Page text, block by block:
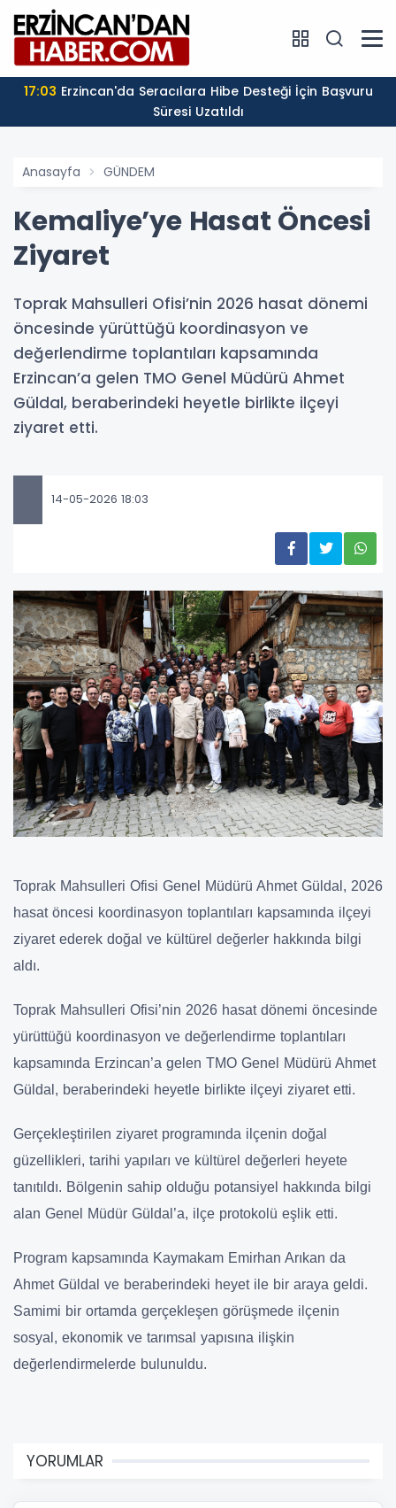
17:03
Süresi Uzatıldı
Anasayfa GÜNDEM
Kemaliye’ye Hasat Öncesi
Ziyaret
Toprak Mahsulleri Ofisi’nin 2026 hasat dönemi
öncesinde yürüttüğü koordinasyon ve
değerlendirme toplantıları kapsamında
Erzincan’a gelen TMO Genel Müdürü Ahmet
Güldal, beraberindeki heyetle birlikte ilçeyi
ziyaret etti.
14-05-2026 18:03
Toprak Mahsulleri Ofisi Genel Müdürü Ahmet Güldal, 2026
hasat öncesi koordinasyon toplantıları kapsamında ilçeyi
ziyaret ederek doğal ve kültürel değerler hakkında bilgi
aldı.
Toprak Mahsulleri Ofisi’nin 2026 hasat dönemi öncesinde
yürüttüğü koordinasyon ve değerlendirme toplantıları
kapsamında Erzincan’a gelen TMO Genel Müdürü Ahmet
Güldal, beraberindeki heyetle birlikte ilçeyi ziyaret etti.
Gerçekleştirilen ziyaret programında ilçenin doğal
güzellikleri, tarihi yapıları ve kültürel değerleri heyete
tanıtıldı. Bölgenin sahip olduğu potansiyel hakkında bilgi
alan Genel Müdür Güldal’a, ilçe protokolü eşlik etti.
Program kapsamında Kaymakam Emirhan Arıkan da
Ahmet Güldal ve beraberindeki heyet ile bir araya geldi.
Samimi bir ortamda gerçekleşen görüşmede ilçenin
sosyal, ekonomik ve tarımsal yapısına ilişkin
değerlendirmelerde bulunuldu.
YORUMLAR